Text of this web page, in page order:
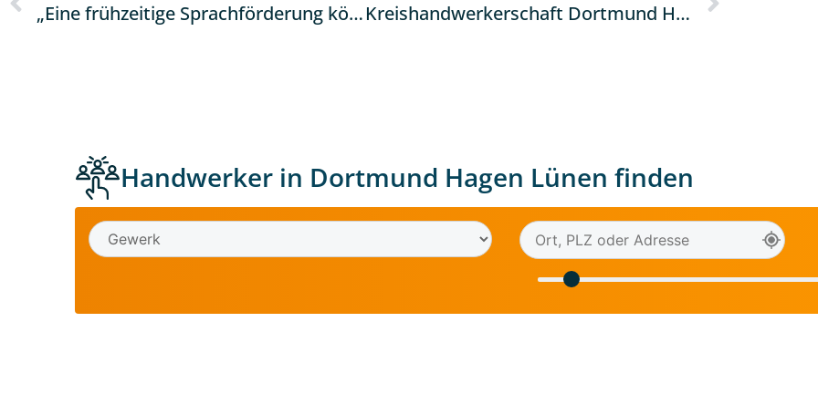
„Eine frühzeitige Sprachförderung könnte Bildungschancen verbessern“ Kreishandwerkerschaft Dortmund Hagen Lünen hat die Geschäftsführung zum Jahreswechsel neu aufgestellt
Handwerker in Dortmund Hagen Lünen finden